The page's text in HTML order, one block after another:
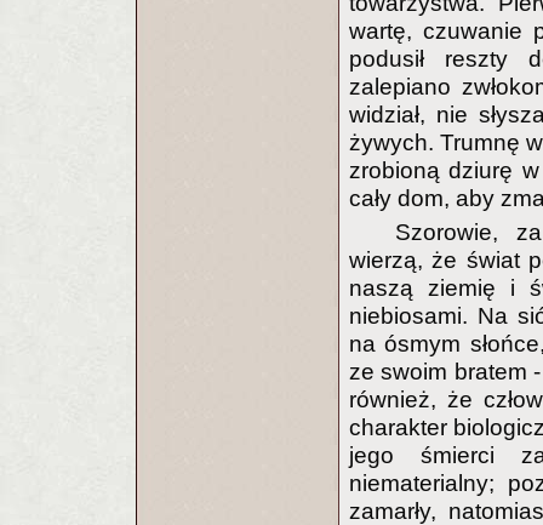
wartę, czuwanie
podusił reszty
zalepiano
widział, nie
żywych. Trumnę
zrobioną dziurę
cały dom, aby
Szorowie,
wierzą, że świat
naszą ziemię i
niebiosami. Na
na ósmym
ze swoim bratem
również, że
charakter
jego śmierci
niematerialny;
zamarły,